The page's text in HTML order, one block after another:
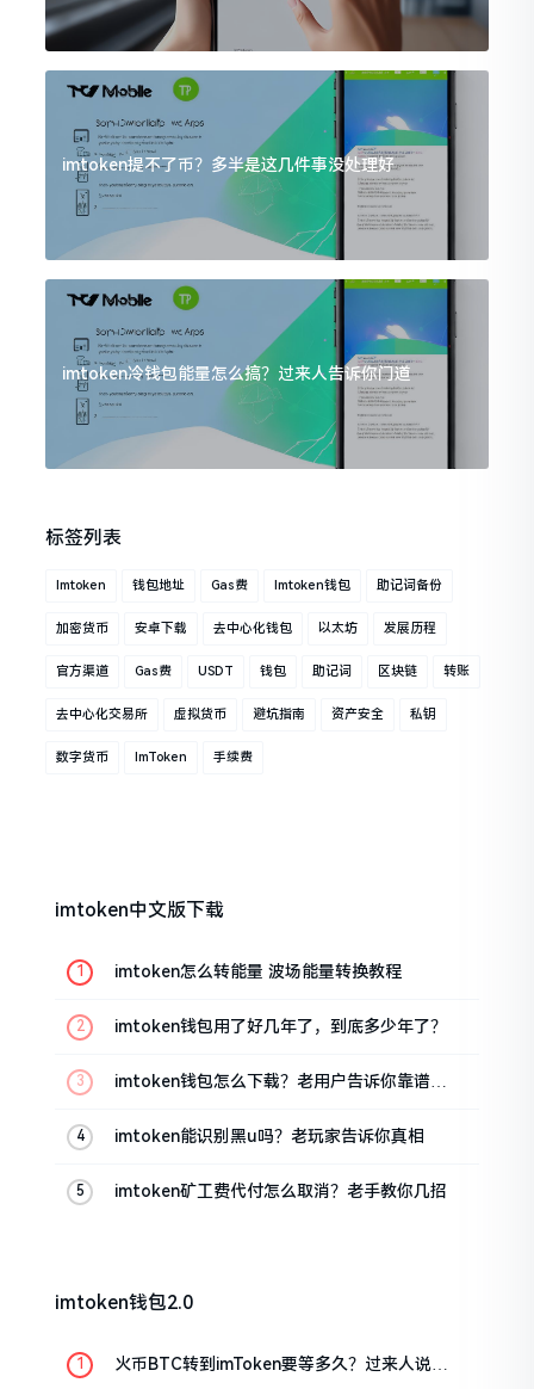
imtoken提不了币？多半是这几件事没处理好
imtoken冷钱包能量怎么搞？过来人告诉你门道
标签列表
Imtoken 钱包地址 Gas费 Imtoken钱包 助记词备份
加密货币 安卓下载 去中心化钱包 以太坊 发展历程
官方渠道 Gas费 USDT 钱包 助记词 区块链 转账
去中心化交易所 虚拟货币 避坑指南 资产安全 私钥
数字货币 ImToken 手续费
imtoken中文版下载
imtoken怎么转能量 波场能量转换教程
imtoken钱包用了好几年了，到底多少年了？
imtoken钱包怎么下载？老用户告诉你靠谱渠
imtoken能识别黑u吗？老玩家告诉你真相
imtoken矿工费代付怎么取消？老手教你几招
imtoken钱包2.0
火币BTC转到imToken要等多久？过来人说说